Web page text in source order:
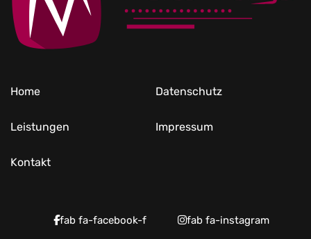
Home Datenschutz
Leistungen Impressum
Kontakt
fab fa-facebook-f fab fa-instagram